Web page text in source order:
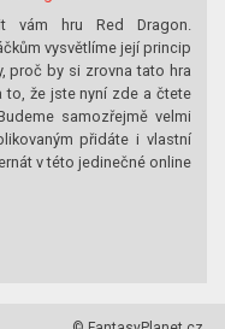
vám hru Red Dragon.
vysvětlíme její princip
proč by si zrovna tato hra
to, že jste nyní zde a čtete
samozřejmě velmi
přidáte i vlastní
v této jedinečné online